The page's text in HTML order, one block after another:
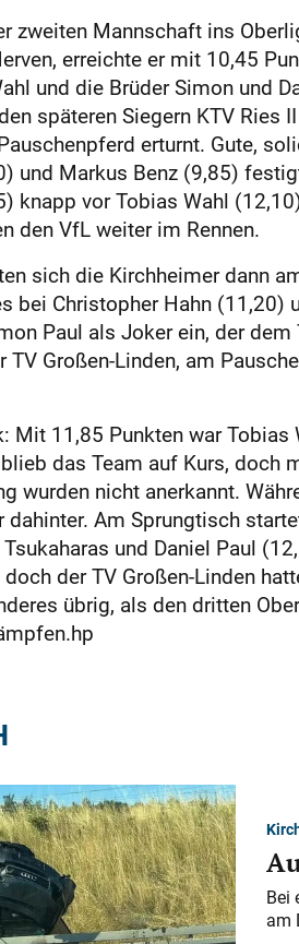
zweiten Mannschaft ins
erreichte er mit 10,45
und die Brüder Simon und
späteren Siegern KTV
erturnt. Gute,
und Markus Benz (9,85)
knapp vor Tobias Wahl
den VfL weiter im Rennen.
sich die Kirchheimer dann
bei Christopher Hahn
Paul als Joker ein, der
TV Großen-Linden, am
Mit 11,85 Punkten war
das Team auf Kurs, doch
wurden nicht anerkannt.
Am Sprungtisch
und Daniel Paul
der TV Großen-Linden
übrig, als den dritten
Bei
am